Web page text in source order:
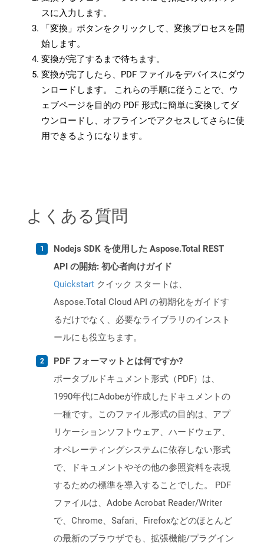
スに入力します。
「変換」ボタンをクリックして、変換プロセスを開
始します。
変換が完了するまで待ちます。
変換が完了したら、PDF ファイルをデバイスにダウ
ンロードします。 これらの手順に従うことで、ウ
ェブページを目的の PDF 形式に簡単に変換してダ
ウンロードし、オフラインでアクセスしてさらに使
用できるようになります。
よくある質問
Nodejs SDK を使用した Aspose.Total REST
API の開始: 初心者向けガイド
Quickstart クイック スタートは、
Aspose.Total Cloud API の初期化をガイドす
るだけでなく、必要なライブラリのインスト
ールにも役立ちます。
PDF フォーマットとは何ですか?
ポータブルドキュメント形式（PDF）は、
1990年代にAdobeが作成したドキュメントの
一種です。このファイル形式の目的は、アプ
リケーションソフトウェア、ハードウェア、
オペレーティングシステムに依存しない形式
で、ドキュメントやその他の参照資料を表現
するための標準を導入することでした。 PDF
ファイルは、Adobe Acrobat Reader/Writer
で、Chrome、Safari、Firefoxなどのほとんど
の最新のブラウザでも、拡張機能/プラグイン